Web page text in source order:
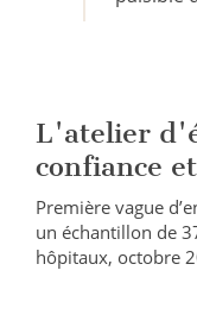
L'atelier
confiance
Première vague
un échantillon de
hôpitaux, octobre